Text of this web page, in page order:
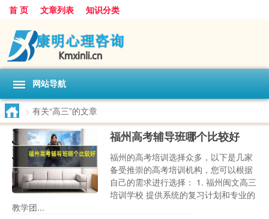
首 页 文章列表 知识分类
网站导航
> 有关“高三”的文章
福州高考辅导班哪个比较好
福州的高考培训选择众多，以下是几家
备受推崇的高考培训机构，您可以根据
自己的需求进行选择： 1. 福州闽文高三
培训学校 提供系统的复习计划和专业的
教学团...